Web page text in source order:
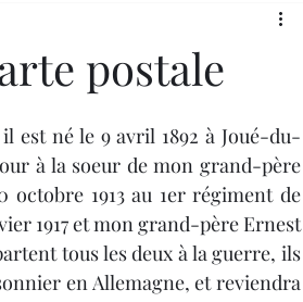
postale
à la soeur de mon grand-père
1913 au 1er régiment de
1917 et mon grand-père Ernest
tous les deux à la guerre, ils
en Allemagne, et reviendra